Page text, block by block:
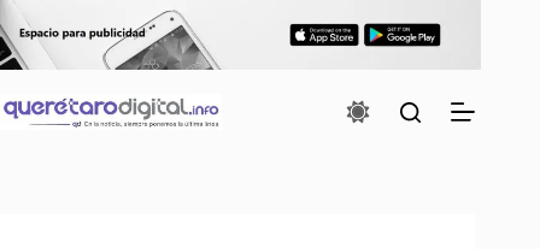
al
contenido